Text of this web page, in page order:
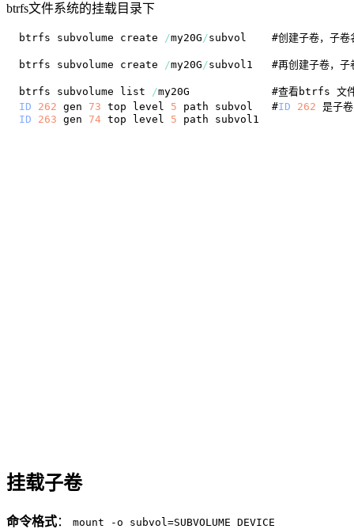
btrfs文件系统的挂载目录下
btrfs subvolume create /my20G /
btrfs subvolume create /my20G /
btrfs subvolume list
/
ID
262 gen 73 top level 5 path subvol   #ID 262 是子
ID
263 gen 74 top level 5
挂载子卷
命令格式： mount -o subvol=SUBVOLUME DEVICE